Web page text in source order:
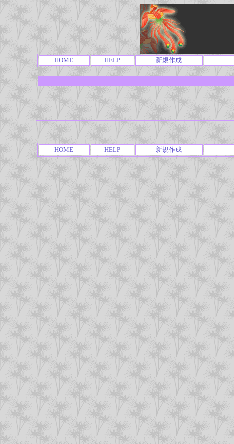
HOME HELP 新規作成
HOME HELP 新規作成